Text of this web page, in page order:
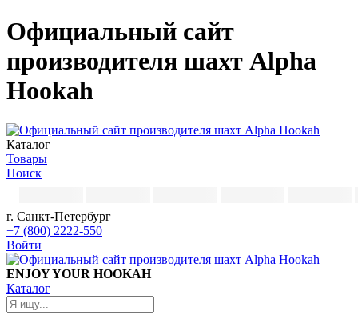
Официальный сайт
производителя шахт Alpha
Hookah
Каталог
Товары
Поиск
г. Санкт-Петербург
+7 (800) 2222-550
Войти
ENJOY YOUR HOOKAH
Каталог